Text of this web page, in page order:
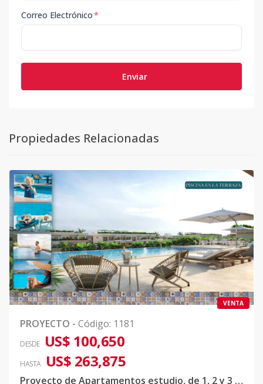
Correo Electrónico*
Enviar
Propiedades Relacionadas
VENTA
PROYECTO - Código: 1181
DESDE US$ 100,650
HASTA US$ 263,875
Proyecto de Apartamentos estudio, de 1, 2 y 3 habitaciones en Downtown Punta Cana